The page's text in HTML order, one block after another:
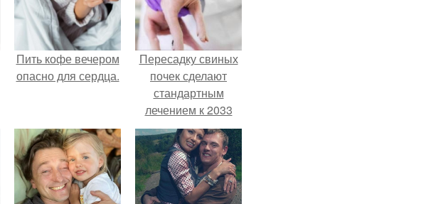
Пить кофе вечером
опасно для сердца.
Пересадку свиных
почек сделают
стандартным
лечением к 2033
году в Японии.